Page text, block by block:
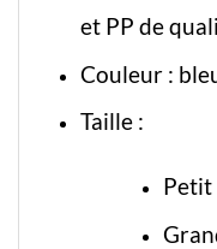
et PP de
Couleur :
Taille :
Petit